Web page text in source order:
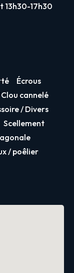
13h30-17h30
Écrous
cannelé
/ Divers
Scellement
/ poêlier